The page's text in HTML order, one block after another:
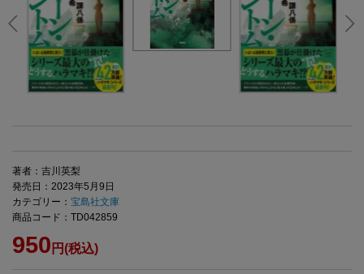
著者：吉川英梨
発売日：2023年5月9日
カテゴリー： 宝島社文庫
商品コード：TD042859
950 円(税込)